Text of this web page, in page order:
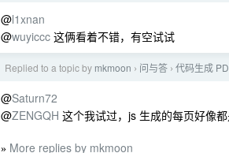
@l1xnan
@wuyiccc 这俩看着不错，有空试试
Replied to a topic by mkmoon › 问与答 › 代码生成
@Saturn72
@ZENGQH 这个我试过，js 生成的每页好像都
» More replies by mkmoon